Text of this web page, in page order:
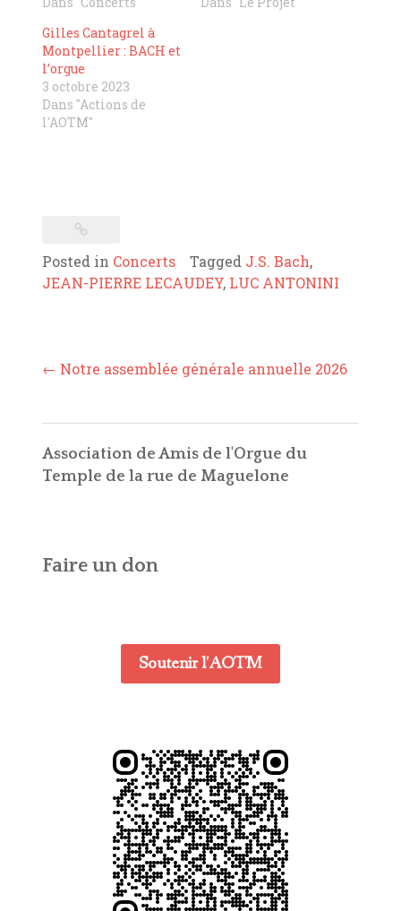
Gilles Cantagrel à
Montpellier : BACH et
l’orgue
3 octobre 2023
Dans "Actions de
l'AOTM"
Posted in Concerts Tagged J.S. Bach,
JEAN-PIERRE LECAUDEY, LUC ANTONINI
Post
← Notre assemblée générale annuelle 2026
Association de Amis de l'Orgue du
Temple de la rue de Maguelone
Faire un don
Soutenir l'AOTM